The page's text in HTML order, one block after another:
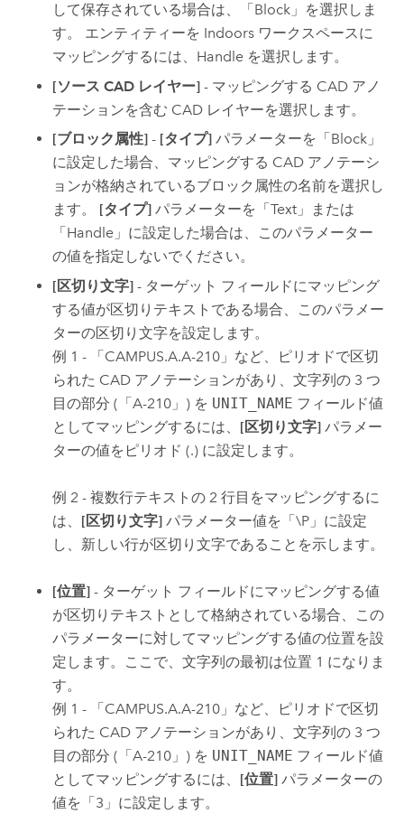
して保存されている場合は、「Block」を選択しま
す。 エンティティーを Indoors ワークスペースに
マッピングするには、Handle を選択します。
[ソース CAD レイヤー] - マッピングする CAD アノ
テーションを含む CAD レイヤーを選択します。
[ブロック属性] - [タイプ] パラメーターを「Block」
に設定した場合、マッピングする CAD アノテーシ
ョンが格納されているブロック属性の名前を選択し
ます。 [タイプ] パラメーターを「Text」または
「Handle」に設定した場合は、このパラメーター
の値を指定しないでください。
[区切り文字] - ターゲット フィールドにマッピング
する値が区切りテキストである場合、このパラメー
ターの区切り文字を設定します。
例 1 - 「CAMPUS.A.A-210」など、ピリオドで区切
られた CAD アノテーションがあり、文字列の 3 つ
目の部分 (「A-210」) を UNIT_NAME フィールド値
としてマッピングするには、 [区切り文字] パラメー
ターの値をピリオド (.) に設定します。
例 2 - 複数行テキストの 2 行目をマッピングするに
は、 [区切り文字] パラメーター値を「\P」に設定
し、新しい行が区切り文字であることを示します。
[位置] - ターゲット フィールドにマッピングする値
が区切りテキストとして格納されている場合、この
パラメーターに対してマッピングする値の位置を設
定します。ここで、文字列の最初は位置 1 になりま
す。
例 1 - 「CAMPUS.A.A-210」など、ピリオドで区切
られた CAD アノテーションがあり、文字列の 3 つ
目の部分 (「A-210」) を UNIT_NAME フィールド値
としてマッピングするには、 [位置] パラメーターの
値を「3」に設定します。